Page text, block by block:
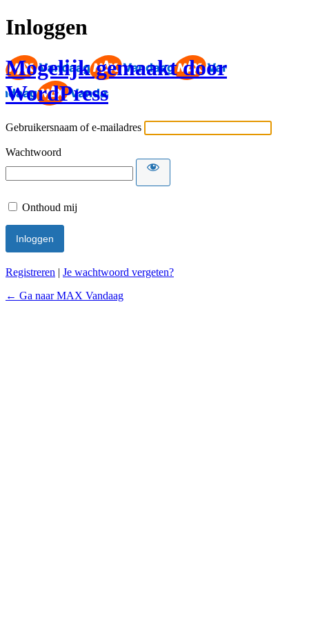
Inloggen
Mogelijk gemaakt door
WordPress
Gebruikersnaam of e-mailadres
Wachtwoord
Onthoud mij
Registreren | Je wachtwoord vergeten?
← Ga naar MAX Vandaag